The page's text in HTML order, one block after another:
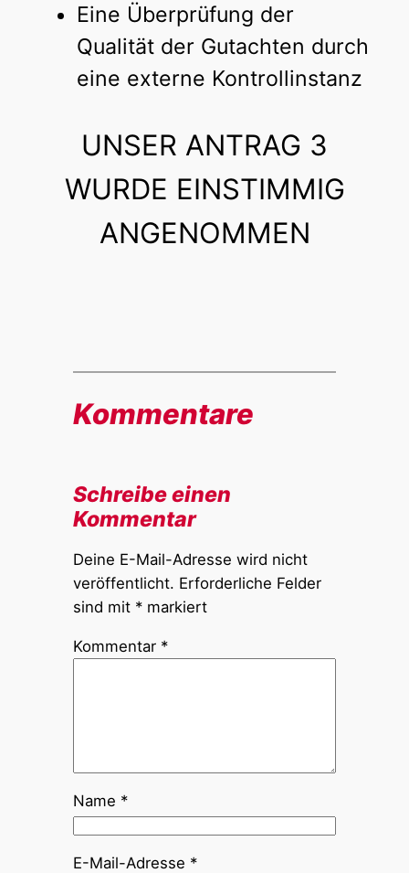
Eine Überprüfung der
Qualität der Gutachten durch
eine externe Kontrollinstanz
UNSER ANTRAG 3
WURDE EINSTIMMIG
ANGENOMMEN
Kommentare
Schreibe einen
Kommentar
Deine E-Mail-Adresse wird nicht
veröffentlicht. Erforderliche Felder
sind mit *markiert
Kommentar *
Name *
E-Mail-Adresse *